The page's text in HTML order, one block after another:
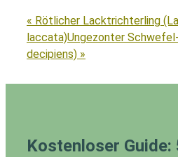
« Rötlicher Lacktrichterling
laccata)Ungezonter
decipiens) »
Kostenloser Guide: